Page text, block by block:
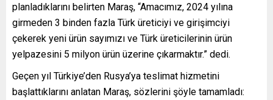
planladıklarını belirten Maraş, “Amacımız, 2024 yılına
girmeden 3 binden fazla Türk üreticiyi ve girişimciyi
çekerek yeni ürün sayımızı ve Türk üreticilerinin ürün
yelpazesini 5 milyon ürün üzerine çıkarmaktır.” dedi.
Geçen yıl Türkiye’den Rusya’ya teslimat hizmetini
başlattıklarını anlatan Maraş, sözlerini şöyle tamamladı: